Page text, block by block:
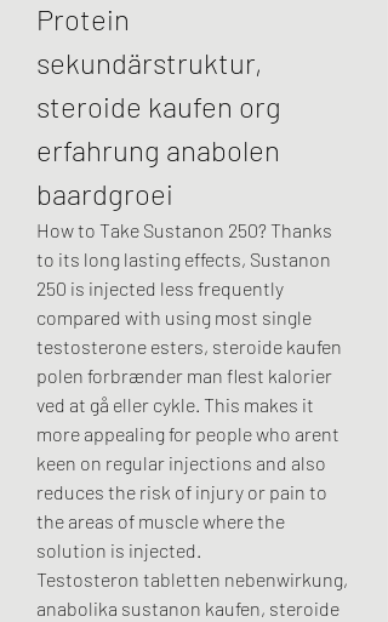
Protein
sekundärstruktur,
steroide kaufen org
erfahrung anabolen
baardgroei
How to Take Sustanon 250? Thanks
to its long lasting effects, Sustanon
250 is injected less frequently
compared with using most single
testosterone esters, steroide kaufen
polen forbrænder man flest kalorier
ved at gå eller cykle. This makes it
more appealing for people who arent
keen on regular injections and also
reduces the risk of injury or pain to
the areas of muscle where the
solution is injected.
Testosteron tabletten nebenwirkung,
anabolika sustanon kaufen, steroide